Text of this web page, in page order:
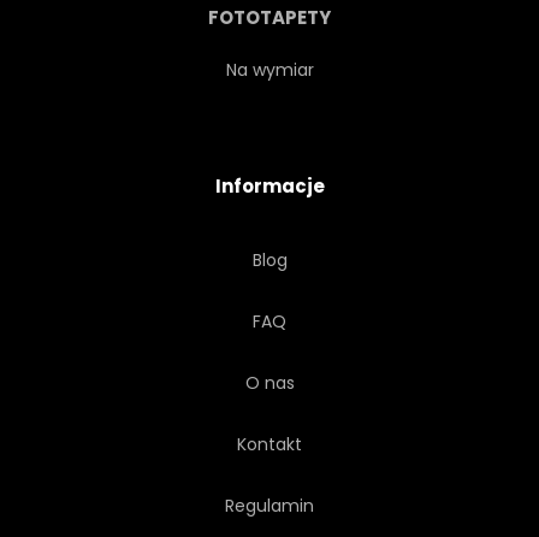
FOTOTAPETY
Na wymiar
Informacje
Blog
FAQ
O nas
Kontakt
Regulamin